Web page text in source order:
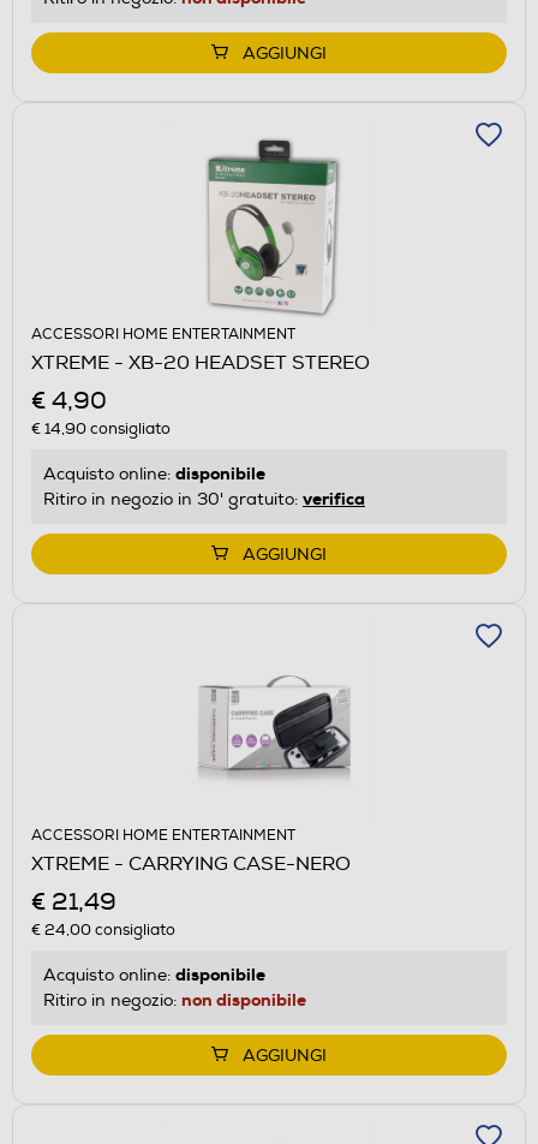
AGGIUNGI
ACCESSORI HOME ENTERTAINMENT
XTREME - XB-20 HEADSET STEREO
€ 4,90
€ 14,90consigliato
Acquisto online: disponibile
Ritiro in negozio in 30' gratuito: verifica
AGGIUNGI
ACCESSORI HOME ENTERTAINMENT
XTREME - CARRYING CASE-NERO
€ 21,49
€ 24,00consigliato
Acquisto online: disponibile
Ritiro in negozio: non disponibile
AGGIUNGI